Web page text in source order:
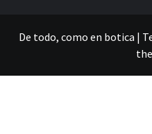
De todo, como en botica |